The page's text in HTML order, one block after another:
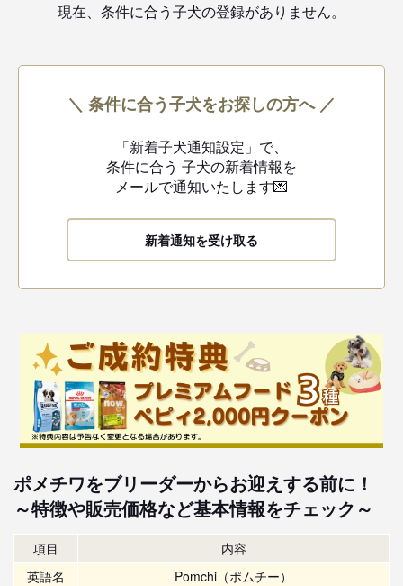
現在、条件に合う子犬の登録がありません。
＼ 条件に合う子犬をお探しの方へ ／
「新着子犬通知設定」で、
条件に合う 子犬の新着情報を
メールで通知いたします💌
新着通知を受け取る
ポメチワをブリーダーからお迎えする前に！
～特徴や販売価格など基本情報をチェック～
項目
内容
英語名
Pomchi（ポムチー）